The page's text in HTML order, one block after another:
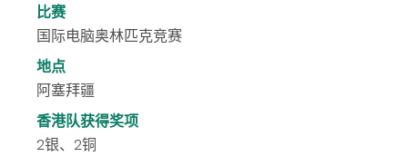
比赛
国际电脑奥林匹克竞赛
地点
阿塞拜疆
香港队获得奖项
2银、2铜